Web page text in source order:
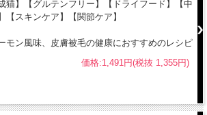
/ 100g
径7.5-11mm 厚み7.5-11mm）
成猫】【グルテンフリー】【ドライフード】【中
【スキンケア】【関節ケア】
モン風味、皮膚被毛の健康におすすめのレシピ
価格:1,491円(税抜 1,355円)